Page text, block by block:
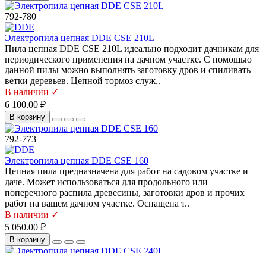
792-780
Электропила цепная DDE CSE 210L
Пила цепная DDE CSE 210L идеально подходит дачникам для
периодического применения на дачном участке. С помощью
данной пилы можно выполнять заготовку дров и спиливать
ветки деревьев. Цепной тормоз служ..
В наличии ✓
6 100.00 ₽
В корзину
792-773
Электропила цепная DDE CSE 160
Цепная пила предназначена для работ на садовом участке и
даче. Может использоваться для продольного или
поперечного распила древесины, заготовки дров и прочих
работ на вашем дачном участке. Оснащена т..
В наличии ✓
5 050.00 ₽
В корзину